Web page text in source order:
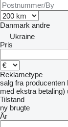
Danmark andre
Ukraine
Pris
Reklametype
salg fra producenten
med ekstra betaling)
Tilstand
ny brugte
År